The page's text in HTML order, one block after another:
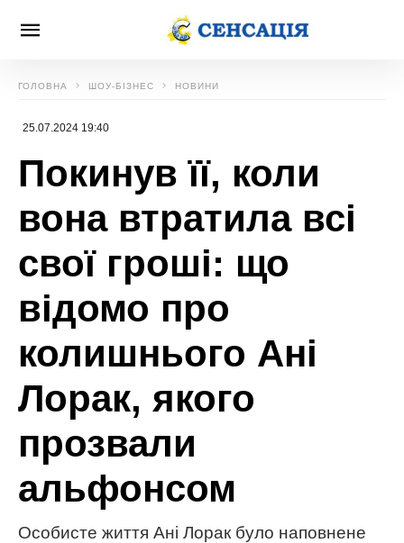
ГОЛОВНА ШОУ-БІЗНЕС НОВИНИ
25.07.2024 19:40
Покинув її, коли
вона втратила всі
свої гроші: що
відомо про
колишнього Ані
Лорак, якого
прозвали
альфонсом
Особисте життя Ані Лорак було наповнене